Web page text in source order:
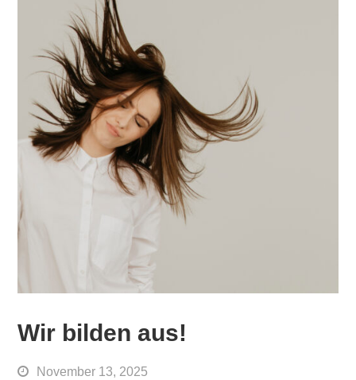
Wir bilden aus!
November 13, 2025